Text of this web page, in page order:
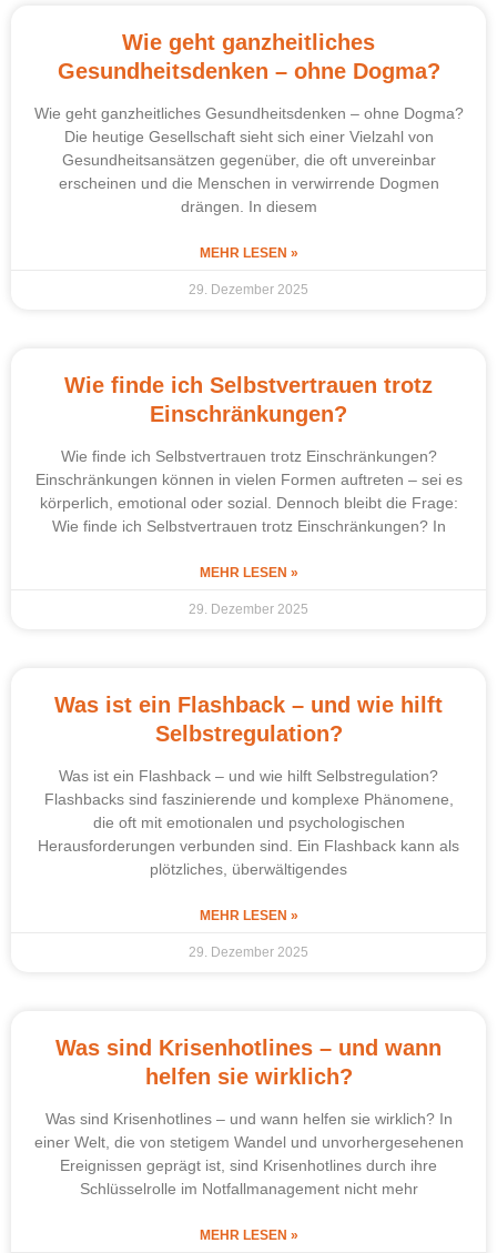
Wie geht ganzheitliches
Gesundheitsdenken – ohne Dogma?
Wie geht ganzheitliches Gesundheitsdenken – ohne Dogma?
Die heutige Gesellschaft sieht sich einer Vielzahl von
Gesundheitsansätzen gegenüber, die oft unvereinbar
erscheinen und die Menschen in verwirrende Dogmen
drängen. In diesem
MEHR LESEN »
29. Dezember 2025
Wie finde ich Selbstvertrauen trotz
Einschränkungen?
Wie finde ich Selbstvertrauen trotz Einschränkungen?
Einschränkungen können in vielen Formen auftreten – sei es
körperlich, emotional oder sozial. Dennoch bleibt die Frage:
Wie finde ich Selbstvertrauen trotz Einschränkungen? In
MEHR LESEN »
29. Dezember 2025
Was ist ein Flashback – und wie hilft
Selbstregulation?
Was ist ein Flashback – und wie hilft Selbstregulation?
Flashbacks sind faszinierende und komplexe Phänomene,
die oft mit emotionalen und psychologischen
Herausforderungen verbunden sind. Ein Flashback kann als
plötzliches, überwältigendes
MEHR LESEN »
29. Dezember 2025
Was sind Krisenhotlines – und wann
helfen sie wirklich?
Was sind Krisenhotlines – und wann helfen sie wirklich? In
einer Welt, die von stetigem Wandel und unvorhergesehenen
Ereignissen geprägt ist, sind Krisenhotlines durch ihre
Schlüsselrolle im Notfallmanagement nicht mehr
MEHR LESEN »